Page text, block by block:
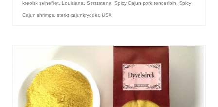
Om oss
Nettbutikk
kreolsk svinefilet, Louisiana, Sørstatene, Spicy Cajun pork tenderloin, Spicy
Cajun shrimps, sterkt cajunkrydder, USA